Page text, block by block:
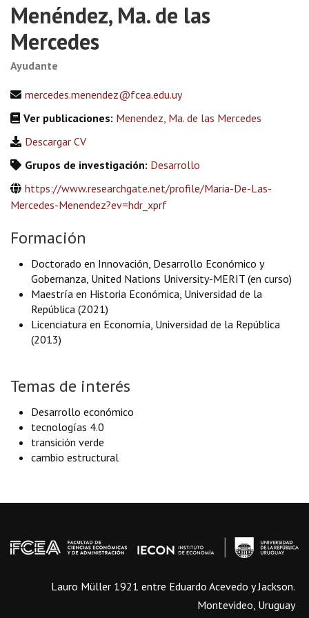
Menéndez, Ma. de las
Mercedes
Ayudante
mercedes.menendez@fcea.edu.uy
Ver publicaciones: Menendez, Ma. de las Mercedes
Descargar CV
Grupos de investigación: Desarrollo
https://www.researchgate.net/profile/Maria-De-Las-
Mercedes-Menendez?ev=hdr_xprf
Formación
Doctorado en Innovación, Desarrollo Económico y
Gobernanza, United Nations University-MERIT (en curso)
Maestría en Historia Económica, Universidad de la
República (2021)
Licenciatura en Economía, Universidad de la República
(2013)
Temas de interés
Desarrollo económico
tecnologías 4.0
transición verde
cambio estructural
Lauro Müller 1921 entre Eduardo Acevedo y Jackson.
Montevideo, Uruguay